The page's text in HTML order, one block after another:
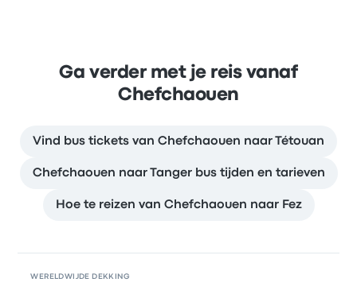
Ga verder met je reis vanaf
Chefchaouen
Vind bus tickets van Chefchaouen naar Tétouan
Chefchaouen naar Tanger bus tijden en tarieven
Hoe te reizen van Chefchaouen naar Fez
WERELDWIJDE DEKKING